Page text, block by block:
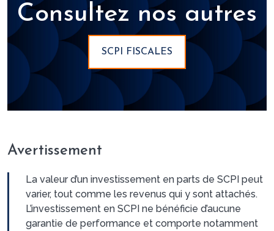
Consultez nos autres
SCPI FISCALES
Avertissement
La valeur d’un investissement en parts de SCPI peut
varier, tout comme les revenus qui y sont attachés.
L’investissement en SCPI ne bénéficie d’aucune
garantie de performance et comporte notamment